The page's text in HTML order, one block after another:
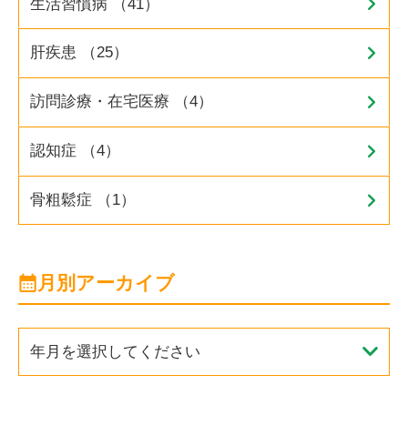
肝疾患 （25）
訪問診療・在宅医療 （4）
認知症 （4）
骨粗鬆症 （1）
月別アーカイブ
年月を選択してください